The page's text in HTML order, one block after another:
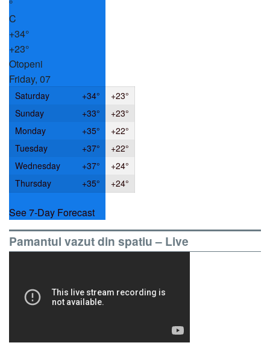
°
C
+34°
+23°
Otopeni
Friday, 07
Saturday +34° +23°
Sunday
+33° +23°
Monday
+35° +22°
Tuesday
+37° +22°
Wednesday
+37° +24°
Thursday
+35° +24°
See 7-Day Forecast
Pamantul vazut din spatiu – Live